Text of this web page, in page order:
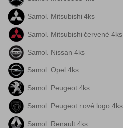
Samol. Mitsubishi 4ks
Samol. Mitsubishi červené 4ks
Samol. Nissan 4ks
Samol. Opel 4ks
Samol. Peugeot 4ks
Samol. Peugeot nové logo 4ks
Samol. Renault 4ks